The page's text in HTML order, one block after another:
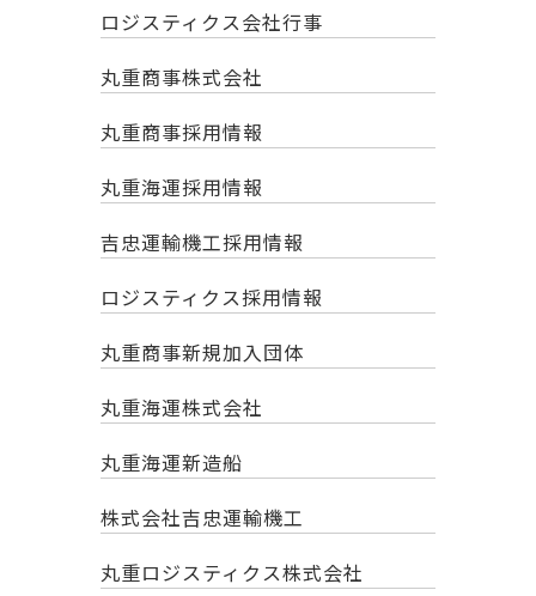
ロジスティクス会社行事
丸重商事株式会社
丸重商事採用情報
丸重海運採用情報
吉忠運輸機工採用情報
ロジスティクス採用情報
丸重商事新規加入団体
丸重海運株式会社
丸重海運新造船
株式会社吉忠運輸機工
丸重ロジスティクス株式会社